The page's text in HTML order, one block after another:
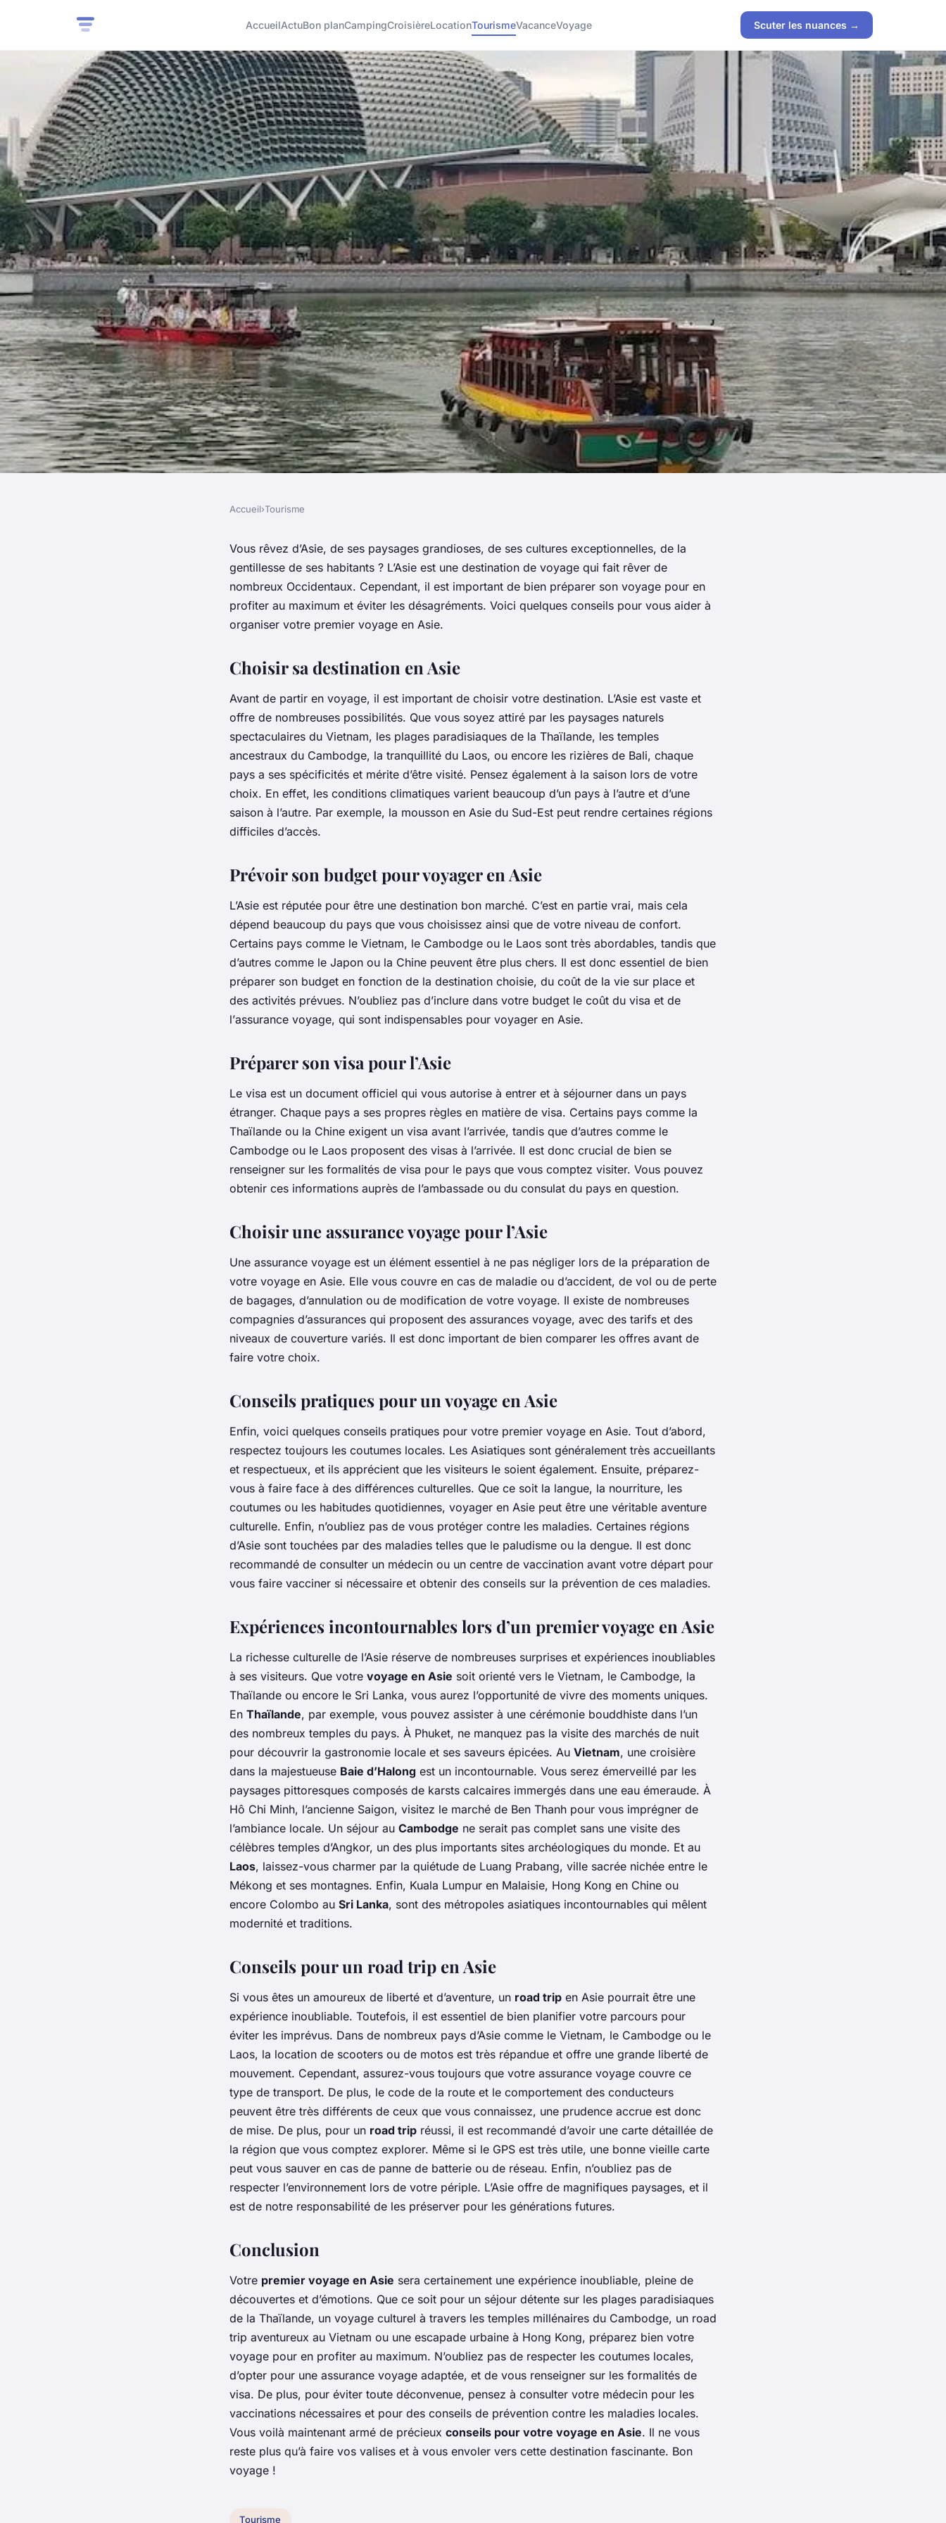
AccueilActuBon planCampingCroisièreLocationTourismeVacanceVoyage Scuter les nuances →
Conseils pour un premier voyage en
Accueil›Tourisme
Vous rêvez d’Asie, de ses paysages grandioses, de ses cultures exceptionnelles, de la
gentillesse de ses habitants ? L’Asie est une destination de voyage qui fait rêver de
nombreux Occidentaux. Cependant, il est important de bien préparer son voyage pour en
profiter au maximum et éviter les désagréments. Voici quelques conseils pour vous aider à
organiser votre premier voyage en Asie.
Choisir sa destination en Asie
Avant de partir en voyage, il est important de choisir votre destination. L’Asie est vaste et
offre de nombreuses possibilités. Que vous soyez attiré par les paysages naturels
spectaculaires du Vietnam, les plages paradisiaques de la Thaïlande, les temples
ancestraux du Cambodge, la tranquillité du Laos, ou encore les rizières de Bali, chaque
pays a ses spécificités et mérite d’être visité. Pensez également à la saison lors de votre
choix. En effet, les conditions climatiques varient beaucoup d’un pays à l’autre et d’une
saison à l’autre. Par exemple, la mousson en Asie du Sud-Est peut rendre certaines régions
difficiles d’accès.
Prévoir son budget pour voyager en Asie
L’Asie est réputée pour être une destination bon marché. C’est en partie vrai, mais cela
dépend beaucoup du pays que vous choisissez ainsi que de votre niveau de confort.
Certains pays comme le Vietnam, le Cambodge ou le Laos sont très abordables, tandis que
d’autres comme le Japon ou la Chine peuvent être plus chers. Il est donc essentiel de bien
préparer son budget en fonction de la destination choisie, du coût de la vie sur place et
des activités prévues. N’oubliez pas d’inclure dans votre budget le coût du visa et de
l’assurance voyage, qui sont indispensables pour voyager en Asie.
Préparer son visa pour l’Asie
Le visa est un document officiel qui vous autorise à entrer et à séjourner dans un pays
étranger. Chaque pays a ses propres règles en matière de visa. Certains pays comme la
Thaïlande ou la Chine exigent un visa avant l’arrivée, tandis que d’autres comme le
Cambodge ou le Laos proposent des visas à l’arrivée. Il est donc crucial de bien se
renseigner sur les formalités de visa pour le pays que vous comptez visiter. Vous pouvez
obtenir ces informations auprès de l’ambassade ou du consulat du pays en question.
Choisir une assurance voyage pour l’Asie
Une assurance voyage est un élément essentiel à ne pas négliger lors de la préparation de
votre voyage en Asie. Elle vous couvre en cas de maladie ou d’accident, de vol ou de perte
de bagages, d’annulation ou de modification de votre voyage. Il existe de nombreuses
compagnies d’assurances qui proposent des assurances voyage, avec des tarifs et des
niveaux de couverture variés. Il est donc important de bien comparer les offres avant de
faire votre choix.
Conseils pratiques pour un voyage en Asie
Enfin, voici quelques conseils pratiques pour votre premier voyage en Asie. Tout d’abord,
respectez toujours les coutumes locales. Les Asiatiques sont généralement très accueillants
et respectueux, et ils apprécient que les visiteurs le soient également. Ensuite, préparez-
vous à faire face à des différences culturelles. Que ce soit la langue, la nourriture, les
coutumes ou les habitudes quotidiennes, voyager en Asie peut être une véritable aventure
culturelle. Enfin, n’oubliez pas de vous protéger contre les maladies. Certaines régions
d’Asie sont touchées par des maladies telles que le paludisme ou la dengue. Il est donc
recommandé de consulter un médecin ou un centre de vaccination avant votre départ pour
vous faire vacciner si nécessaire et obtenir des conseils sur la prévention de ces maladies.
Expériences incontournables lors d’un premier voyage en Asie
La richesse culturelle de l’Asie réserve de nombreuses surprises et expériences inoubliables
à ses visiteurs. Que votre voyage en Asie soit orienté vers le Vietnam, le Cambodge, la
Thaïlande ou encore le Sri Lanka, vous aurez l’opportunité de vivre des moments uniques.
En Thaïlande, par exemple, vous pouvez assister à une cérémonie bouddhiste dans l’un
des nombreux temples du pays. À Phuket, ne manquez pas la visite des marchés de nuit
pour découvrir la gastronomie locale et ses saveurs épicées. Au Vietnam, une croisière
dans la majestueuse Baie d’Halong est un incontournable. Vous serez émerveillé par les
paysages pittoresques composés de karsts calcaires immergés dans une eau émeraude. À
Hô Chi Minh, l’ancienne Saigon, visitez le marché de Ben Thanh pour vous imprégner de
l’ambiance locale. Un séjour au Cambodge ne serait pas complet sans une visite des
célèbres temples d’Angkor, un des plus importants sites archéologiques du monde. Et au
Laos, laissez-vous charmer par la quiétude de Luang Prabang, ville sacrée nichée entre le
Mékong et ses montagnes. Enfin, Kuala Lumpur en Malaisie, Hong Kong en Chine ou
encore Colombo au Sri Lanka, sont des métropoles asiatiques incontournables qui mêlent
modernité et traditions.
Conseils pour un road trip en Asie
Si vous êtes un amoureux de liberté et d’aventure, un road trip en Asie pourrait être une
expérience inoubliable. Toutefois, il est essentiel de bien planifier votre parcours pour
éviter les imprévus. Dans de nombreux pays d’Asie comme le Vietnam, le Cambodge ou le
Laos, la location de scooters ou de motos est très répandue et offre une grande liberté de
mouvement. Cependant, assurez-vous toujours que votre assurance voyage couvre ce
type de transport. De plus, le code de la route et le comportement des conducteurs
peuvent être très différents de ceux que vous connaissez, une prudence accrue est donc
de mise. De plus, pour un road trip réussi, il est recommandé d’avoir une carte détaillée de
la région que vous comptez explorer. Même si le GPS est très utile, une bonne vieille carte
peut vous sauver en cas de panne de batterie ou de réseau. Enfin, n’oubliez pas de
respecter l’environnement lors de votre périple. L’Asie offre de magnifiques paysages, et il
est de notre responsabilité de les préserver pour les générations futures.
Conclusion
Votre premier voyage en Asie sera certainement une expérience inoubliable, pleine de
découvertes et d’émotions. Que ce soit pour un séjour détente sur les plages paradisiaques
de la Thaïlande, un voyage culturel à travers les temples millénaires du Cambodge, un road
trip aventureux au Vietnam ou une escapade urbaine à Hong Kong, préparez bien votre
voyage pour en profiter au maximum. N’oubliez pas de respecter les coutumes locales,
d’opter pour une assurance voyage adaptée, et de vous renseigner sur les formalités de
visa. De plus, pour éviter toute déconvenue, pensez à consulter votre médecin pour les
vaccinations nécessaires et pour des conseils de prévention contre les maladies locales.
Vous voilà maintenant armé de précieux conseils pour votre voyage en Asie. Il ne vous
reste plus qu’à faire vos valises et à vous envoler vers cette destination fascinante. Bon
voyage !
Tourisme